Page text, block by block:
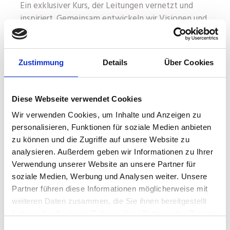
Zustimmung Details Über Cookies
Diese Webseite verwendet Cookies
Wir verwenden Cookies, um Inhalte und Anzeigen zu
personalisieren, Funktionen für soziale Medien anbieten
zu können und die Zugriffe auf unsere Website zu
analysieren. Außerdem geben wir Informationen zu Ihrer
Verwendung unserer Website an unsere Partner für
soziale Medien, Werbung und Analysen weiter. Unsere
Partner führen diese Informationen möglicherweise mit
weiteren Daten zusammen, die Sie ihnen bereitgestellt
Ein exklusiver Kurs, der Leitungen vernetzt und
inspiriert. Gemeinsam entwickeln wir Visionen und
Lösungen für die Herausforderungen des
Leitungsalltags – praxisnah, effektiv und
nachhaltig.
READ MORE
Potenzialentwicklung